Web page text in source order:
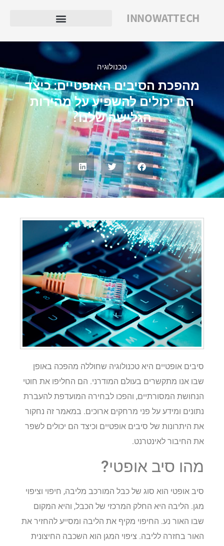
INNOWATTECH
טכנולוגיה
מהפכת הסיבים האופטיים: כיצד
הם יכולים להשפיע על מהירות
הגלישה שלנו?
סיבים אופטיים היא טכנולוגיה שחוללה מהפכה באופן
שבו אנו מתקשרים בעולם המודרני. הם החליפו את חוטי
הנחושת המסורתיים, והפכו לבחירה המועדפת להעברת
נתונים ומידע על פני מרחקים ארוכים. במאמר זה נחקור
את היתרונות של סיבים אופטיים וכיצד הם יכולים לשפר
את החיבור לאינטרנט.
מהו סיב אופטי?
סיב אופטי הוא סוג של כבל המורכב מליבה, חיפוי וציפוי
מגן. הליבה היא החלק המרכזי של הכבל, והיא המקום
שבו האור נע. החיפוי מקיף את הליבה ומסייע להחזיר את
האור בחזרה לליבה. ציפוי המגן הוא השכבה החיצונית